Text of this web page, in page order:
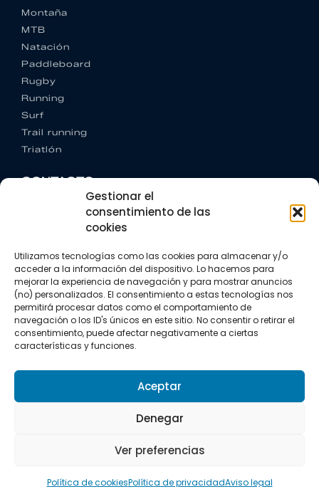
Gestionar el
consentimiento de las
cookies
Utilizamos tecnologías como las cookies para almacenar y/o
acceder a la información del dispositivo. Lo hacemos para
mejorar la experiencia de navegación y para mostrar anuncios
(no) personalizados. El consentimiento a estas tecnologías nos
permitirá procesar datos como el comportamiento de
navegación o los ID's únicos en este sitio. No consentir o retirar el
consentimiento, puede afectar negativamente a ciertas
características y funciones.
Aceptar
Denegar
Ver preferencias
Política de cookiesPolítica de privacidadAviso legal
Montaña
MTB
Natación
Paddleboard
Rugby
Running
Surf
Trail running
Triatlón
CONTACTO
+34 922 303 191
+34 662 342 177
info@vkssport.com
Aviso legal
Política de privacidad
Política de cookies
Copyright © 2026 VKS Sport.
Todos los derechos resevados.